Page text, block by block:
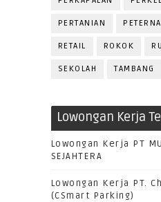
PERTANIAN
RETAIL ROKOK
SEKOLAH TAMBANG
Lowongan Kerja
Lowongan Kerja PT
SEJAHTERA
Lowongan Kerja PT.
(CSmart Parking)